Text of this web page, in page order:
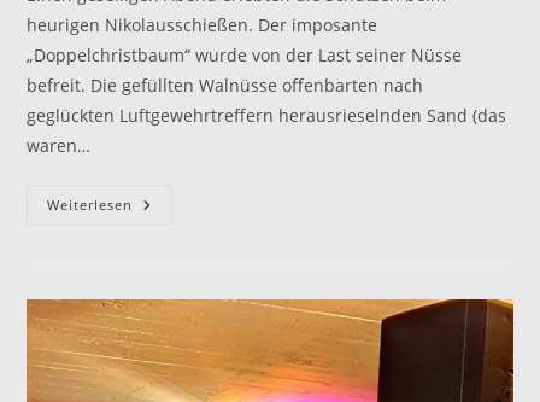
heurigen Nikolausschießen. Der imposante
„Doppelchristbaum“ wurde von der Last seiner Nüsse
befreit. Die gefüllten Walnüsse offenbarten nach
geglückten Luftgewehrtreffern herausrieselnden Sand (das
waren…
Weiterlesen Nikolausschießen